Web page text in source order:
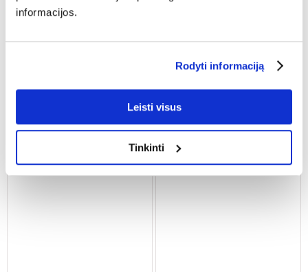
informacijos.
Rodyti informaciją
Leisti visus
Tinkinti
400 g monoproteinų pašaras
€1.98
ĮDĖTI Į KREPŠELĮ
Junior vištienos skrandžiai ir
mažų veislių
€1.82
ĮDĖTI Į KREPŠELĮ